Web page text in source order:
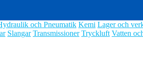
och Pneumatik Kemi Lager och
Slangar Transmissioner Tryckluft Vatten